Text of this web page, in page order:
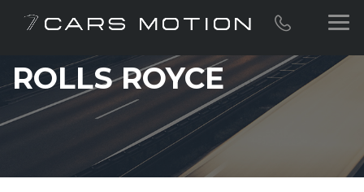
ROLLS ROYCE